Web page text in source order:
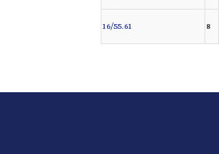
8
16/55.61